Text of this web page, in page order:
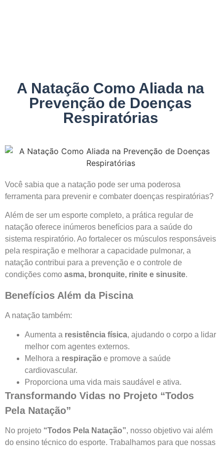
A Natação Como Aliada na
Prevenção de Doenças
Respiratórias
Você sabia que a natação pode ser uma poderosa
ferramenta para prevenir e combater doenças respiratórias?
Além de ser um esporte completo, a prática regular de
natação oferece inúmeros benefícios para a saúde do
sistema respiratório. Ao fortalecer os músculos responsáveis
pela respiração e melhorar a capacidade pulmonar, a
natação contribui para a prevenção e o controle de
condições como asma, bronquite, rinite e sinusite.
Benefícios Além da Piscina
A natação também:
Aumenta a resistência física, ajudando o corpo a lidar
melhor com agentes externos.
Melhora a respiração e promove a saúde
cardiovascular.
Proporciona uma vida mais saudável e ativa.
Transformando Vidas no Projeto “Todos
Pela Natação”
No projeto “Todos Pela Natação”, nosso objetivo vai além
do ensino técnico do esporte. Trabalhamos para que nossas